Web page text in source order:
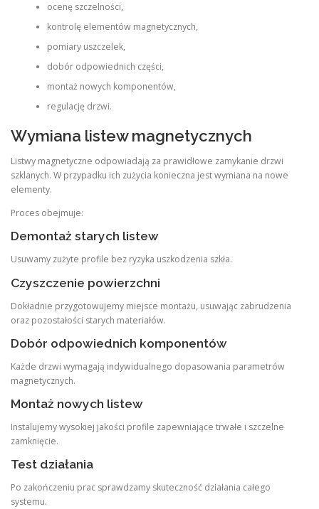
ocenę szczelności,
kontrolę elementów magnetycznych,
pomiary uszczelek,
dobór odpowiednich części,
montaż nowych komponentów,
regulację drzwi.
Wymiana listew magnetycznych
Listwy magnetyczne odpowiadają za prawidłowe zamykanie drzwi
szklanych. W przypadku ich zużycia konieczna jest wymiana na nowe
elementy.
Proces obejmuje:
Demontaż starych listew
Usuwamy zużyte profile bez ryzyka uszkodzenia szkła.
Czyszczenie powierzchni
Dokładnie przygotowujemy miejsce montażu, usuwając zabrudzenia
oraz pozostałości starych materiałów.
Dobór odpowiednich komponentów
Każde drzwi wymagają indywidualnego dopasowania parametrów
magnetycznych.
Montaż nowych listew
Instalujemy wysokiej jakości profile zapewniające trwałe i szczelne
zamknięcie.
Test działania
Po zakończeniu prac sprawdzamy skuteczność działania całego
systemu.